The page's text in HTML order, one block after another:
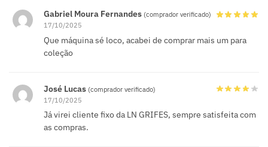
Gabriel Moura Fernandes (comprador verificado)
17/10/2025
Que máquina sé loco, acabei de comprar mais um para
coleção
José Lucas (comprador verificado)
17/10/2025
Já virei cliente fixo da LN GRIFES, sempre satisfeita com
as compras.